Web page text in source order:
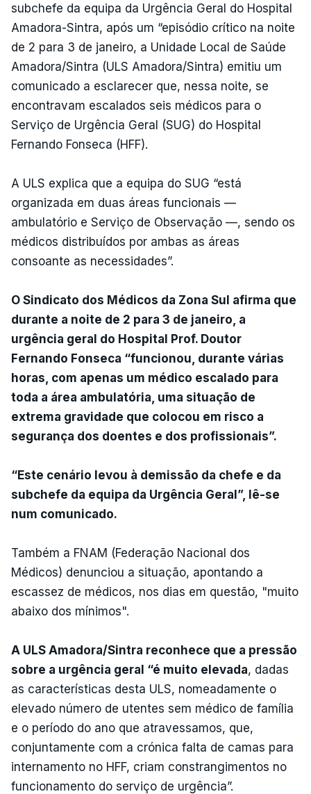
subchefe da equipa da Urgência Geral do Hospital
Amadora-Sintra, após um “episódio crítico na noite
de 2 para 3 de janeiro, a Unidade Local de Saúde
Amadora/Sintra (ULS Amadora/Sintra) emitiu um
comunicado a esclarecer que, nessa noite, se
encontravam escalados seis médicos para o
Serviço de Urgência Geral (SUG) do Hospital
Fernando Fonseca (HFF).
A ULS explica que a equipa do SUG “está
organizada em duas áreas funcionais —
ambulatório e Serviço de Observação —, sendo os
médicos distribuídos por ambas as áreas
consoante as necessidades”.
O Sindicato dos Médicos da Zona Sul afirma que
durante a noite de 2 para 3 de janeiro, a
urgência geral do Hospital Prof. Doutor
Fernando Fonseca “funcionou, durante várias
horas, com apenas um médico escalado para
toda a área ambulatória, uma situação de
extrema gravidade que colocou em risco a
segurança dos doentes e dos profissionais”.
“Este cenário levou à demissão da chefe e da
subchefe da equipa da Urgência Geral”, lê-se
num comunicado.
Também a FNAM (Federação Nacional dos
Médicos) denunciou a situação, apontando a
escassez de médicos, nos dias em questão, "muito
abaixo dos mínimos".
A ULS Amadora/Sintra reconhece que a pressão
sobre a urgência geral “é muito elevada, dadas
as características desta ULS, nomeadamente o
elevado número de utentes sem médico de família
e o período do ano que atravessamos, que,
conjuntamente com a crónica falta de camas para
internamento no HFF, criam constrangimentos no
funcionamento do serviço de urgência”.